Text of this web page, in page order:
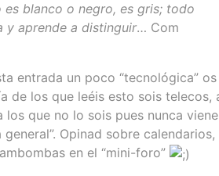
es blanco o negro, es gris; todo
y aprende a distinguir… Com
entrada un poco “tecnológica”
de los que leéis esto sois telecos,
los que no lo sois pues nunca viene
Opinad sobre calendarios,
en el “mini-foro”